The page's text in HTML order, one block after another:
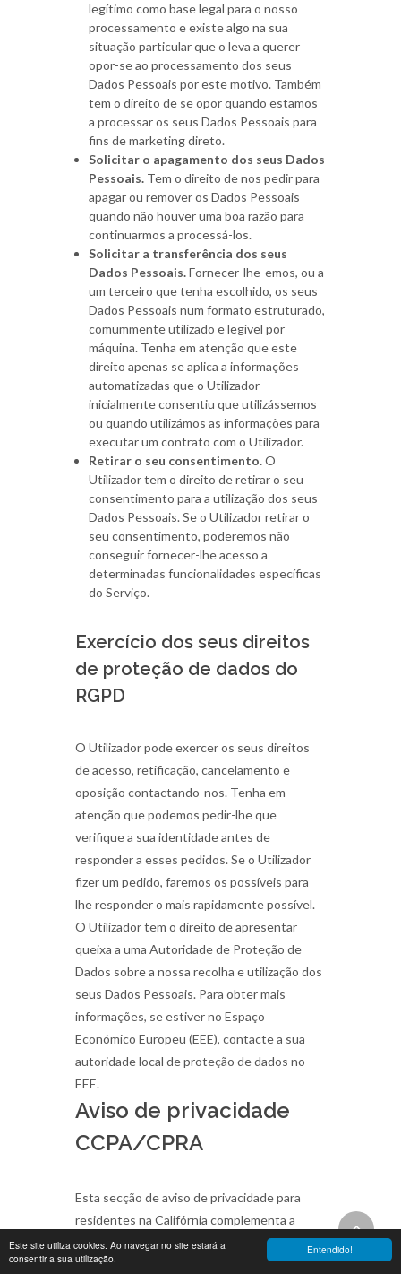
Entendido!
Este site utiliza cookies. Ao navegar no site estará a
consentir a sua utilização.
legítimo como base legal para o nosso
processamento e existe algo na sua
situação particular que o leva a querer
opor-se ao processamento dos seus
Dados Pessoais por este motivo. Também
tem o direito de se opor quando estamos
a processar os seus Dados Pessoais para
fins de marketing direto.
Solicitar o apagamento dos seus Dados
Pessoais. Tem o direito de nos pedir para
apagar ou remover os Dados Pessoais
quando não houver uma boa razão para
continuarmos a processá-los.
Solicitar a transferência dos seus
Dados Pessoais.Fornecer-lhe-emos, ou a
um terceiro que tenha escolhido, os seus
Dados Pessoais num formato estruturado,
comummente utilizado e legível por
máquina. Tenha em atenção que este
direito apenas se aplica a informações
automatizadas que o Utilizador
inicialmente consentiu que utilizássemos
ou quando utilizámos as informações para
executar um contrato com o Utilizador.
Retirar o seu consentimento.O
Utilizador tem o direito de retirar o seu
consentimento para a utilização dos seus
Dados Pessoais. Se o Utilizador retirar o
seu consentimento, poderemos não
conseguir fornecer-lhe acesso a
determinadas funcionalidades específicas
do Serviço.
Exercício dos seus direitos
de proteção de dados do
RGPD
O Utilizador pode exercer os seus direitos
de acesso, retificação, cancelamento e
oposição contactando-nos. Tenha em
atenção que podemos pedir-lhe que
verifique a sua identidade antes de
responder a esses pedidos. Se o Utilizador
fizer um pedido, faremos os possíveis para
lhe responder o mais rapidamente possível.
O Utilizador tem o direito de apresentar
queixa a uma Autoridade de Proteção de
Dados sobre a nossa recolha e utilização dos
seus Dados Pessoais. Para obter mais
informações, se estiver no Espaço
Económico Europeu (EEE), contacte a sua
autoridade local de proteção de dados no
EEE.
Aviso de privacidade
CCPA/CPRA
Esta secção de aviso de privacidade para
residentes na Califórnia complementa a
informação contida na Nossa Política de
Privacidade e aplica-se exclusivamente a